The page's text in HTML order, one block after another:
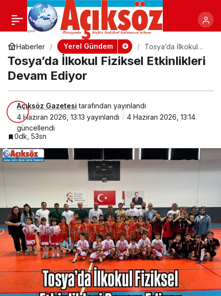
Haberler Yerel Gündem
Tosya’da İlkokul
Fiziksel Etkinlikleri
Devam Ediyor
Tosya’da İlkokul Fiziksel Etkinlikleri
Devam Ediyor
Açıksöz Gazetesi tarafından yayınlandı
4 Haziran 2026, 13:13 yayınlandı
4 Haziran 2026, 13:14
güncellendi
0dk, 53sn
Valilikten Uyarı, Riskli
Alanlar Kullanılamayacak
Paylaş